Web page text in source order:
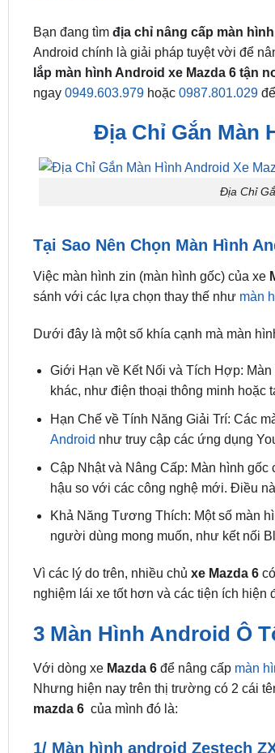
Bạn đang tìm địa chỉ nâng cấp màn
Android chính là giải pháp tuyệt vời để
lắp màn hình Android xe Mazda 6 tận
ngay 0949.603.979hoặc 0987.801.029để
Địa Chỉ Gắn Màn
Địa Chỉ
Tại Sao Nên Chọn Màn Hình
Việc màn hình zin (màn hình gốc) của xe
sánh với các lựa chọn thay thế như màn
Dưới đây là một số khía cạnh mà màn
Giới Hạn về Kết Nối và Tích Hợp:
khác, như điện thoại thông minh hoặc
Hạn Chế về Tính Năng Giải Trí: Các
Android như truy cập các ứng dụng
Cập Nhật và Nâng Cấp: Màn hình
hậu so với các công nghệ mới. Điều
Khả Năng Tương Thích: Một số màn
người dùng mong muốn, như kết nối
Vì các lý do trên, nhiều chủ xe Mazda 6có
nghiệm lái xe tốt hơn và các tiện ích hiện
3 Màn Hình Android Ô
Với dòng xe Mazda 6để nâng cấp màn
Nhưng hiện nay trên thị trường có 2 cái
mazda 6 của mình đó là:
1/ Màn hình android Zestech